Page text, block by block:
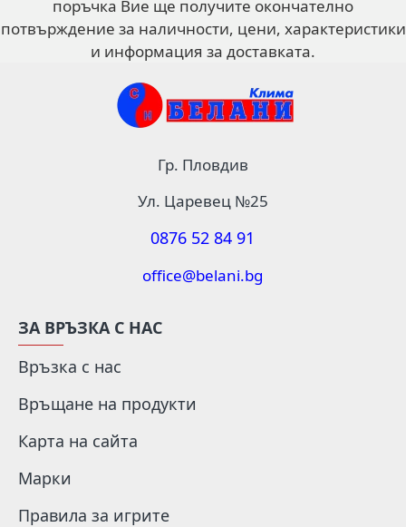
поръчка Вие ще получите окончателно
потвърждение за наличности, цени, характеристики
и информация за доставката.
Гр. Пловдив
Ул. Царевец №25
0876 52 84 91
office@belani.bg
ЗА ВРЪЗКА С НАС
Връзка с нас
Връщане на продукти
Карта на сайта
Марки
Правила за игрите